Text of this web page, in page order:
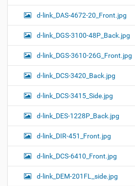
d-link_DAS-4672-20_Front.jpg
d-link_DGS-3100-48P_Back.jpg
d-link_DGS-3610-26G_Front.jpg
d-link_DCS-3420_Back.jpg
d-link_DCS-3415_Side.jpg
d-link_DES-1228P_Back.jpg
d-link_DIR-451_Front.jpg
d-link_DCS-6410_Front.jpg
d-link_DEM-201FL_side.jpg